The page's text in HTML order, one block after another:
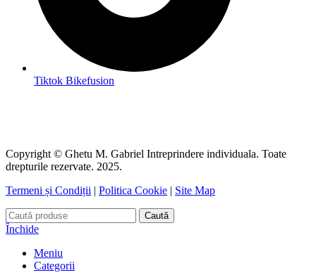
Tiktok Bikefusion
Copyright © Ghetu M. Gabriel Intreprindere individuala. Toate
drepturile rezervate. 2025.
Termeni și Condiții | Politica Cookie | Site Map
Caută
Închide
Meniu
Categorii